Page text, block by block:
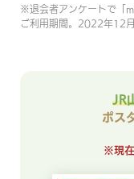
※退会者アンケートで「
ご利用期間。2022年12
JR
ポス
※現在